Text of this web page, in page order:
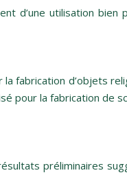
d’une utilisation bien
fabrication d’objets
pour la fabrication de
préliminaires